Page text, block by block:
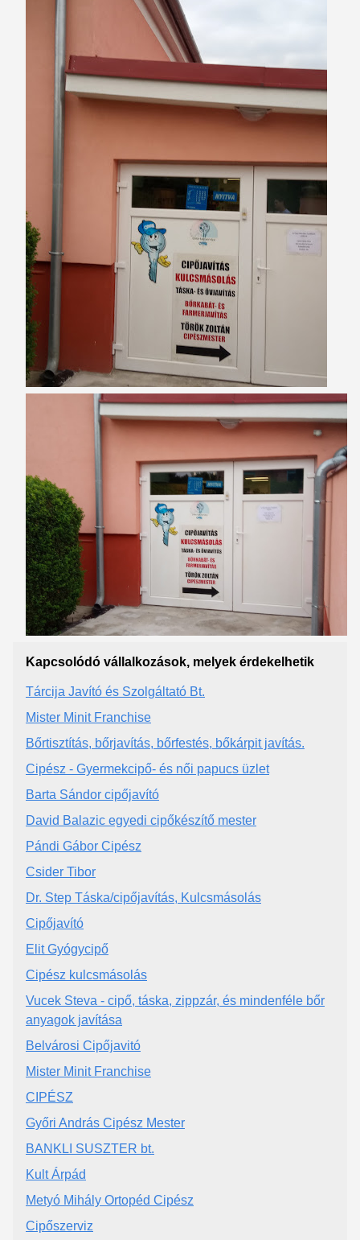
Kapcsolódó vállalkozások, melyek érdekelhetik
Tárcija Javító és Szolgáltató Bt.
Mister Minit Franchise
Bőrtisztítás, bőrjavítás, bőrfestés, bőkárpit javítás.
Cipész - Gyermekcipő- és női papucs üzlet
Barta Sándor cipőjavító
David Balazic egyedi cipőkészítő mester
Pándi Gábor Cipész
Csider Tibor
Dr. Step Táska/cipőjavítás, Kulcsmásolás
Cipőjavító
Elit Gyógycipő
Cipész kulcsmásolás
Vucek Steva - cipő, táska, zippzár, és mindenféle bőr
anyagok javítása
Belvárosi Cipőjavitó
Mister Minit Franchise
CIPÉSZ
Győri András Cipész Mester
BANKLI SUSZTER bt.
Kult Árpád
Metyó Mihály Ortopéd Cipész
Cipőszerviz